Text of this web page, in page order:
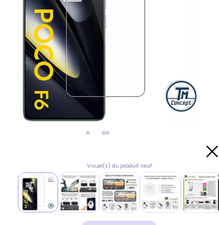
Visuel(s) du produit neuf